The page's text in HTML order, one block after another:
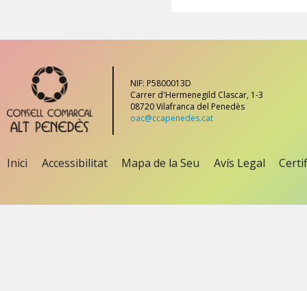
NIF: P5800013D
Carrer d'Hermenegild Clascar, 1-3
08720 Vilafranca del Penedès
oac@ccapenedes.cat
Inici Accessibilitat Mapa de la Seu Avís Legal